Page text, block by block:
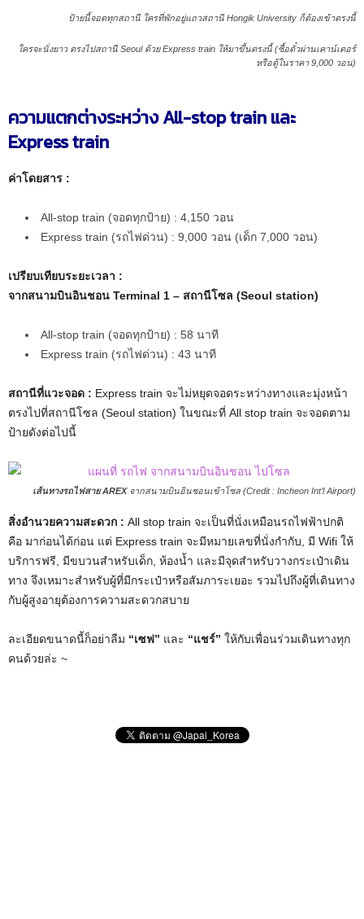
ป้ายนี้จอดทุกสถานี ใครที่พักอยู่แถวสถานี Hongik University ก็ต้องเข้าตรงนี้
ใครจะนั่งยาว ตรงไปสถานี Seoul ด้วย Express train ให้มาขึ้นตรงนี้ (ซื้อตั๋วผ่านเคาน์เตอร์
หรือตู้ในราคา 9,000 วอน)
ความแตกต่างระหว่าง All-stop train และ
Express train
ค่าโดยสาร :
All-stop train (จอดทุกป้าย) : 4,150 วอน
Express train (รถไฟด่วน) : 9,000 วอน (เด็ก 7,000 วอน)
เปรียบเทียบระยะเวลา :
จากสนามบินอินชอน Terminal 1 – สถานีโซล (Seoul station)
All-stop train (จอดทุกป้าย) : 58 นาที
Express train (รถไฟด่วน) : 43 นาที
สถานีที่แวะจอด : Express train จะไม่หยุดจอดระหว่างทางและมุ่งหน้า
ตรงไปที่สถานีโซล (Seoul station) ในขณะที่ All stop train จะจอดตาม
ป้ายดังต่อไปนี้
เส้นทางรถไฟสาย AREXจากสนามบินอินชอนเข้าโซล (Credit : Incheon Int’l Airport)
สิ่งอำนวยความสะดวก : All stop train จะเป็นที่นั่งเหมือนรถไฟฟ้าปกติ
คือ มาก่อนได้ก่อน แต่ Express train จะมีหมายเลขที่นั่งกำกับ, มี Wifi ให้
บริการฟรี, มีขบวนสำหรับเด็ก, ห้องน้ำ และมีจุดสำหรับวางกระเป๋าเดิน
ทาง จึงเหมาะสำหรับผู้ที่มีกระเป๋าหรือสัมภาระเยอะ รวมไปถึงผู้ที่เดินทาง
กับผู้สูงอายุต้องการความสะดวกสบาย
ละเอียดขนาดนี้ก็อย่าลืม “เซฟ” และ “แชร์” ให้กับเพื่อนร่วมเดินทางทุก
คนด้วยล่ะ ~